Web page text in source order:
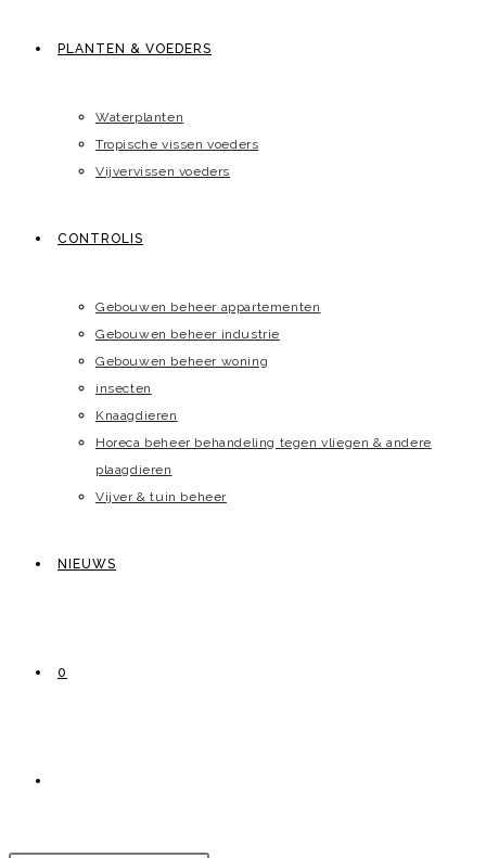
PLANTEN & VOEDERS
Waterplanten
Tropische vissen voeders
Vijvervissen voeders
CONTROLIS
Gebouwen beheer appartementen
Gebouwen beheer industrie
Gebouwen beheer woning
insecten
Knaagdieren
Horeca beheer behandeling tegen vliegen & andere
plaagdieren
Vijver & tuin beheer
NIEUWS
0